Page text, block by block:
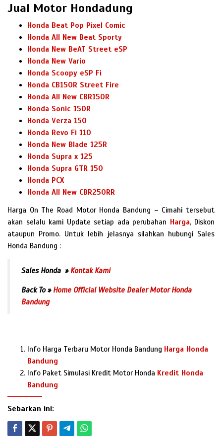
Jual Motor Hondadung
Honda Beat Pop Pixel Comic
Honda All New Beat Sporty
Honda New BeAT Street eSP
Honda New Vario
Honda Scoopy eSP Fi
Honda CB150R Street Fire
Honda All New CBR150R
Honda Sonic 150R
Honda Verza 150
Honda Revo Fi 110
Honda New Blade 125R
Honda Supra x 125
Honda Supra GTR 150
Honda PCX
Honda All New CBR250RR
Harga On The Road Motor Honda Bandung – Cimahi tersebut
akan selalu kami Update setiap ada perubahan Harga, Diskon
ataupun Promo. Untuk lebih jelasnya silahkan hubungi Sales
Honda Bandung :
Sales Honda » Kontak Kami
Back To » Home Official Website Dealer Motor Honda
Bandung
Info Harga Terbaru Motor Honda Bandung Harga Honda
Bandung
Info Paket Simulasi Kredit Motor Honda Kredit Honda
Bandung
Sebarkan ini: